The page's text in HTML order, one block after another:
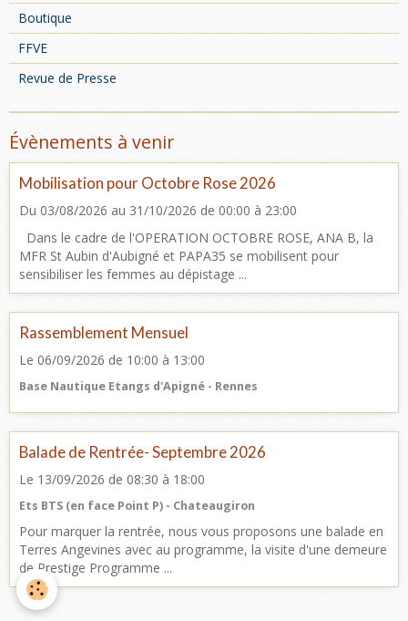
Boutique
FFVE
Revue de Presse
Évènements à venir
Mobilisation pour Octobre Rose 2026
Du 03/08/2026 au 31/10/2026 de 00:00 à 23:00
Dans le cadre de l'OPERATION OCTOBRE ROSE, ANA B, la
MFR St Aubin d'Aubigné et PAPA35 se mobilisent pour
sensibiliser les femmes au dépistage ...
Rassemblement Mensuel
Le 06/09/2026 de 10:00 à 13:00
Base Nautique Etangs d'Apigné - Rennes
Balade de Rentrée- Septembre 2026
Le 13/09/2026 de 08:30 à 18:00
Ets BTS (en face Point P) - Chateaugiron
Pour marquer la rentrée, nous vous proposons une balade en
Terres Angevines avec au programme, la visite d'une demeure
de Prestige Programme ...